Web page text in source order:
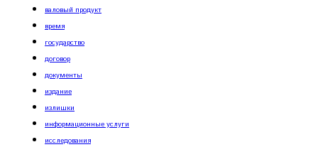
валовый продукт
время
государство
договор
документы
издание
излишки
информационные услуги
исследования